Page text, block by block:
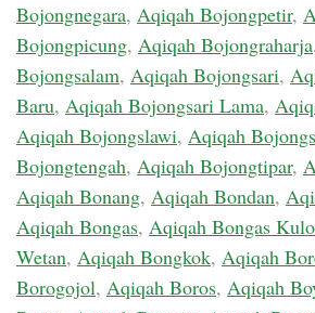
Bojongnegara, Aqiqah Bojongpetir,
Bojongpicung, Aqiqah Bojongraharja
Bojongsalam, Aqiqah Bojongsari,
Baru, Aqiqah Bojongsari Lama,
Aqiqah Bojongslawi, Aqiqah
Bojongtengah, Aqiqah Bojongtipar,
Aqiqah Bonang, Aqiqah Bondan,
Aqiqah Bongas, Aqiqah Bongas
Wetan, Aqiqah Bongkok, Aqiqah
Borogojol, Aqiqah Boros, Aqiqah